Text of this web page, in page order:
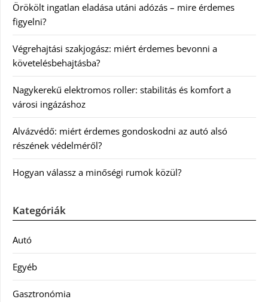
Örökölt ingatlan eladása utáni adózás – mire érdemes
figyelni?
Végrehajtási szakjogász: miért érdemes bevonni a
követelésbehajtásba?
Nagykerekű elektromos roller: stabilitás és komfort a
városi ingázáshoz
Alvázvédő: miért érdemes gondoskodni az autó alsó
részének védelméről?
Hogyan válassz a minőségi rumok közül?
Kategóriák
Autó
Egyéb
Gasztronómia